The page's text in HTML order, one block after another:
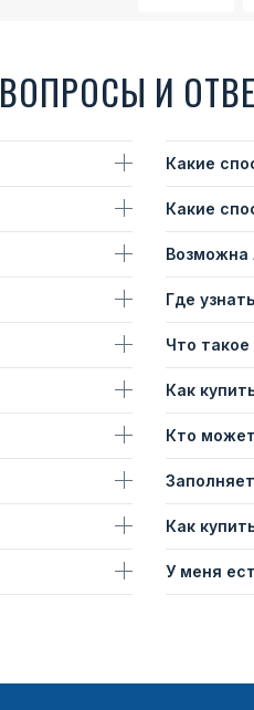
ВОПРОСЫ И
Какие
Какие
Возможна
Где
Что такое
Как
Кто
Как
У меня